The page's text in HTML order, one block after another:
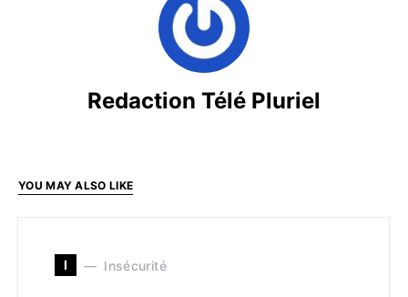
Redaction Télé Pluriel
YOU MAY ALSO LIKE
I Insécurité